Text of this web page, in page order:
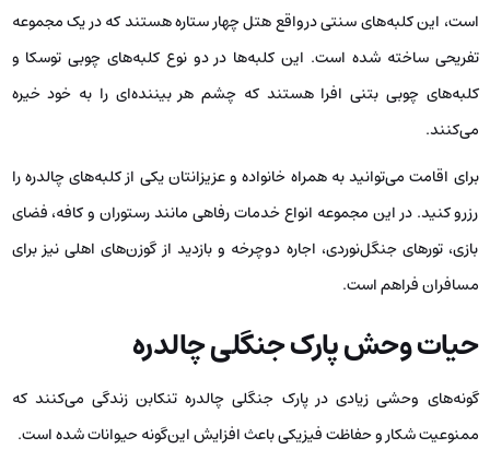
است، این کلبه‌های سنتی درواقع هتل چهار ستاره هستند که در یک مجموعه
تفریحی ساخته شده است. این کلبه‌ها در دو نوع کلبه‌های چوبی توسکا و
کلبه‌های چوبی بتنی افرا هستند که چشم هر بیننده‌ای را به خود خیره
می‌کنند.
برای اقامت می‌توانید به همراه خانواده و عزیزانتان یکی از کلبه‌های چالدره را
رزرو کنید. در این مجموعه انواع خدمات رفاهی مانند رستوران و کافه، فضای
بازی، تورهای جنگل‌نوردی، اجاره دوچرخه و بازدید از گوزن‌های اهلی نیز برای
مسافران فراهم است.
حیات وحش پارک جنگلی چالدره
گونه‌های وحشی زیادی در پارک جنگلی چالدره تنکابن زندگی می‌کنند که
ممنوعیت شکار و حفاظت فیزیکی باعث افزایش این‌گونه حیوانات شده است.